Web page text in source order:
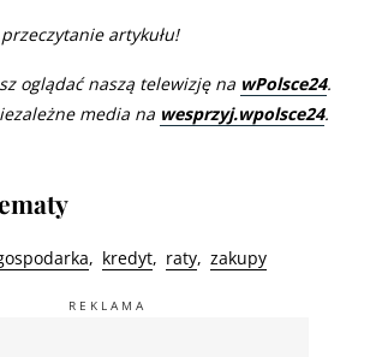
artykułu!
oglądać naszą telewizję na wPolsce24.
media na wesprzyj.wpolsce24.
kredyt raty zakupy